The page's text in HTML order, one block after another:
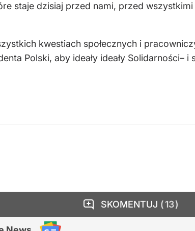
staje dzisiaj przed nami, przed wszystkimi
kwestiach społecznych i
Polski, aby ideały ideały Solidarności– i
SKOMENTUJ 13